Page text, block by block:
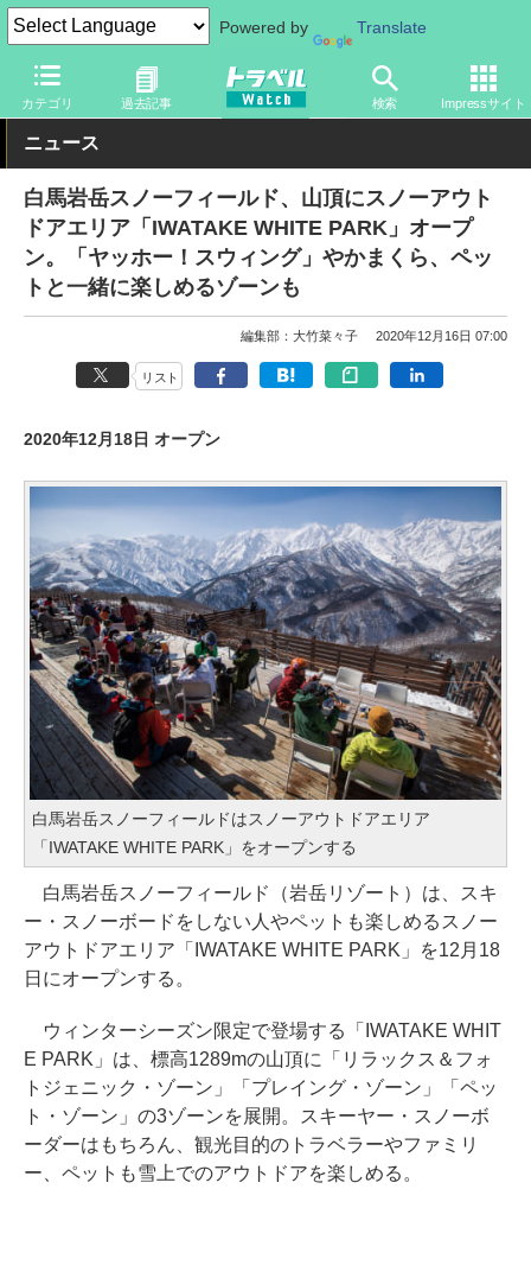
Powered by Translate
カテゴリ 過去記事 検索 Impressサイト
トラベル Watch 地域 国内旅行 中部
ニュース
白馬岩岳スノーフィールド、山頂にスノーアウト
ドアエリア「IWATAKE WHITE PARK」オープ
ン。「ヤッホー！スウィング」やかまくら、ペッ
トと一緒に楽しめるゾーンも
編集部：大竹菜々子 2020年12月16日 07:00
リスト
2020年12月18日 オープン
白馬岩岳スノーフィールドはスノーアウトドアエリア
「IWATAKE WHITE PARK」をオープンする
白馬岩岳スノーフィールド（岩岳リゾート）は、スキ
ー・スノーボードをしない人やペットも楽しめるスノー
アウトドアエリア「IWATAKE WHITE PARK」を12月18
日にオープンする。
ウィンターシーズン限定で登場する「IWATAKE WHIT
E PARK」は、標高1289mの山頂に「リラックス＆フォ
トジェニック・ゾーン」「プレイング・ゾーン」「ペッ
ト・ゾーン」の3ゾーンを展開。スキーヤー・スノーボ
ーダーはもちろん、観光目的のトラベラーやファミリ
ー、ペットも雪上でのアウトドアを楽しめる。